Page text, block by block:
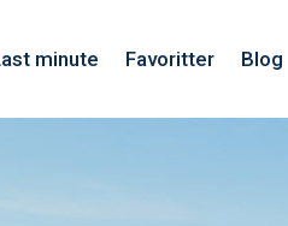
minute Favoritter Blog